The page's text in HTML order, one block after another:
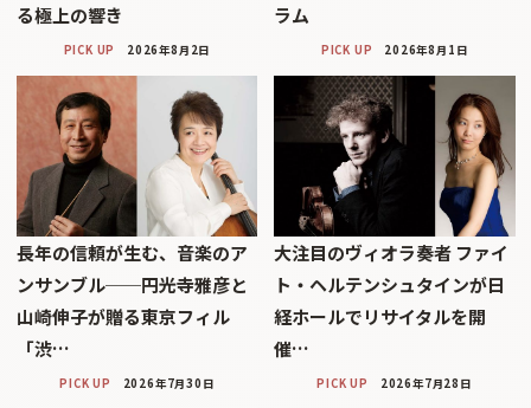
る極上の響き
PICK UP 2026年8月2日
ラム
PICK UP 2026年8月1日
長年の信頼が生む、音楽のア
ンサンブル──円光寺雅彦と
山崎伸子が贈る東京フィル
「渋…
PICK UP 2026年7月30日
大注目のヴィオラ奏者 ファイ
ト・ヘルテンシュタインが日
経ホールでリサイタルを開
催…
PICK UP 2026年7月28日